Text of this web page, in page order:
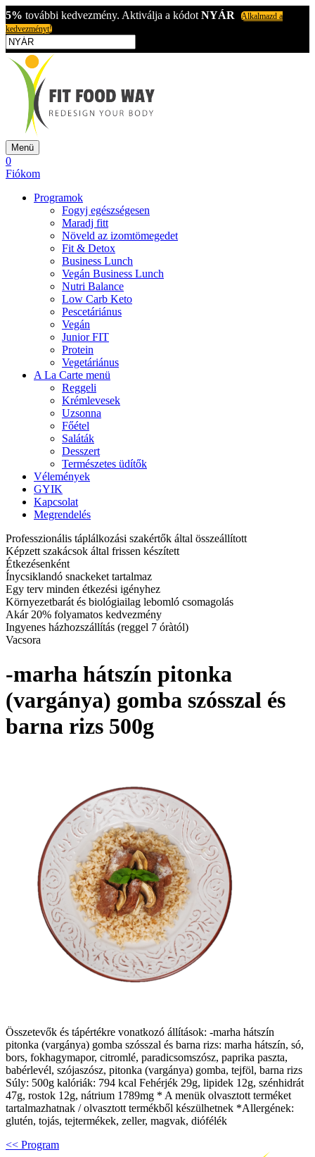
5% további kedvezmény. Aktiválja a kódot NYÁR
Alkalmazd a
kedvezményt!
Menü
0
Fiókom
Programok
Fogyj egészségesen
Maradj fitt
Növeld az izomtömegedet
Fit & Detox
Business Lunch
Vegán Business Lunch
Nutri Balance
Low Carb Keto
Pescetáriánus
Vegán
Junior FIT
Protein
Vegetáriánus
A La Carte menü
Reggeli
Krémlevesek
Uzsonna
Főétel
Saláták
Desszert
Természetes üdítők
Vélemények
GYIK
Kapcsolat
Megrendelés
Professzionális táplálkozási szakértők által összeállított
Képzett szakácsok által frissen készített
Étkezésenként
Ínycsiklandó snackeket tartalmaz
Egy terv minden étkezési igényhez
Környezetbarát és biológiailag lebomló csomagolás
Akár 20% folyamatos kedvezmény
Ingyenes házhozszállítás (reggel 7 óràtól)
Vacsora
-marha hátszín pitonka
(vargánya) gomba szósszal és
barna rizs 500g
Összetevők és tápértékre vonatkozó állítások: -marha hátszín
pitonka (vargánya) gomba szósszal és barna rizs: marha hátszín, só,
bors, fokhagymapor, citromlé, paradicsomszósz, paprika paszta,
babérlevél, szójaszósz, pitonka (vargánya) gomba, tejföl, barna rizs
Súly: 500g kalóriák: 794 kcal Fehérjék 29g, lipidek 12g, szénhidrát
47g, rostok 12g, nátrium 1789mg * A menük olvasztott terméket
tartalmazhatnak / olvasztott termékből készülhetnek *Allergének:
glutén, tojás, tejtermékek, zeller, magvak, diófélék
<< Program